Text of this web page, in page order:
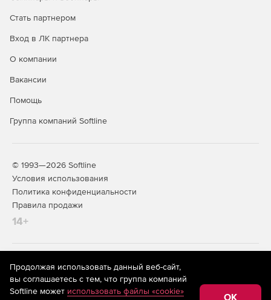
Стать партнером
Вход в ЛК партнера
О компании
Вакансии
Помощь
Группа компаний Softline
© 1993—2026 Softline
Условия использования
Политика конфиденциальности
Правила продажи
14+
На информационном ресурсе store.softline.ru применяются
рекомендательные технологии
(информационные технологии
предоставления информации на основе сбора,
систематизации и анализа сведений, относящихся к
Продолжая использовать данный веб-сайт,
вы соглашаетесь с тем, что группа компаний
Softline может использовать файлы «cookie»
OK